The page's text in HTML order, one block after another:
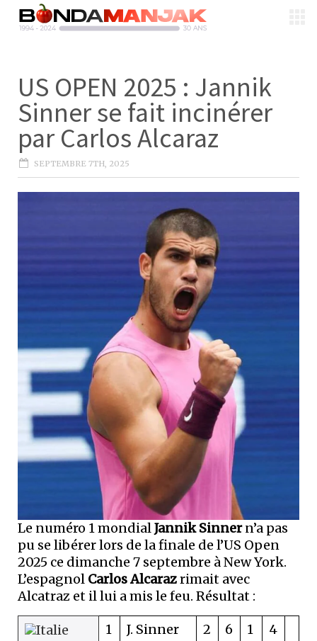
US OPEN 2025 : Jannik
Sinner se fait incinérer
par Carlos Alcaraz
SEPTEMBRE 7TH, 2025
Le numéro 1 mondialJannik Sinnern’a pas
pu se libérer lors de la finale de l’US Open
2025 ce dimanche 7 septembre à New York.
L’espagnol Carlos Alcarazrimait avec
Alcatraz et il lui a mis le feu. Résultat :
1 J. Sinner 2 6 1
4